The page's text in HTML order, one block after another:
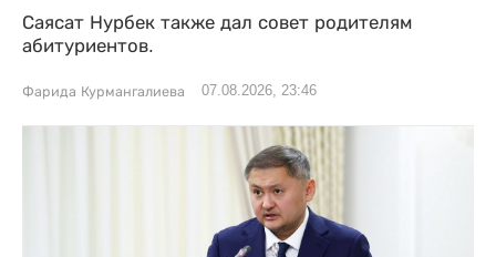
Саясат Нурбек также дал совет родителям
абитуриентов.
Фарида Курмангалиева 07.08.2026, 23:46